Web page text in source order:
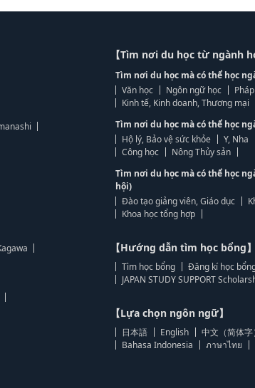
【Tìm nơi du học từ ngành
Tìm nơi du học mà có thể học
Văn học
Ngôn ngữ học
Kinh tế, Kinh doanh, Thương mại
Tìm nơi du học mà có thể học
Hộ lý, Bảo vệ sức khỏe
Y, Nha
Công học
Nông Thủy sản
Tìm nơi du học mà có thể học
hội)
Đào tạo giảng viên, Giáo dục
Khoa học tổng hợp
【Hướng dẫn tìm học bổng】
Tìm học bổng
Đăng kí học
JAPAN STUDY SUPPORT
【Lựa chọn ngôn ngữ】
日本語 English 中文（简体字
Bahasa Indonesia
ภาษาไทย